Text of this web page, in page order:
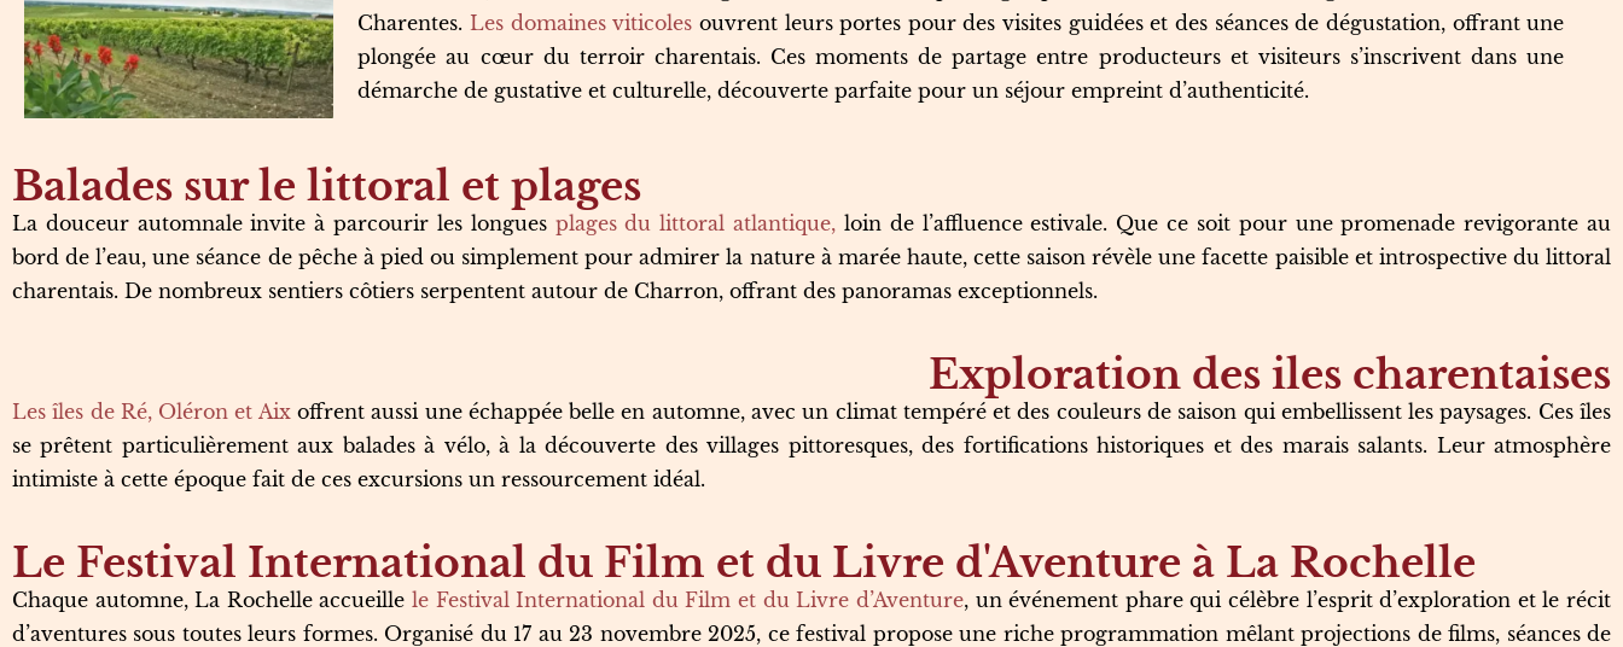
Charentes. Les domaines viticoles ouvrent leurs portes pour des visites guidées et des séances de dégustation, offrant une
plongée au cœur du terroir charentais. Ces moments de partage entre producteurs et visiteurs s’inscrivent dans une
démarche de gustative et culturelle, découverte parfaite pour un séjour empreint d’authenticité.
Balades sur le littoral et plages
La douceur automnale invite à parcourir les longuesplages du littoral atlantique, loin de l’affluence estivale. Que ce soit pour une promenade revigorante au
bord de l’eau, une séance de pêche à pied ou simplement pour admirer la nature à marée haute, cette saison révèle une facette paisible et introspective du littoral
charentais. De nombreux sentiers côtiers serpentent autour de Charron, offrant des panoramas exceptionnels.
Exploration des iles charentaises
Les îles de Ré, Oléron et Aixoffrent aussi une échappée belle en automne, avec un climat tempéré et des couleurs de saison qui embellissent les paysages. Ces îles
se prêtent particulièrement aux balades à vélo, à la découverte des villages pittoresques, des fortifications historiques et des marais salants. Leur atmosphère
intimiste à cette époque fait de ces excursions un ressourcement idéal.
Le Festival International du Film et du Livre d'Aventure à La Rochelle
Chaque automne, La Rochelle accueillele Festival International du Film et du Livre d’Aventure, un événement phare qui célèbre l’esprit d’exploration et le récit
d’aventures sous toutes leurs formes. Organisé du 17 au 23 novembre 2025, ce festival propose une riche programmation mêlant projections de films, séances de